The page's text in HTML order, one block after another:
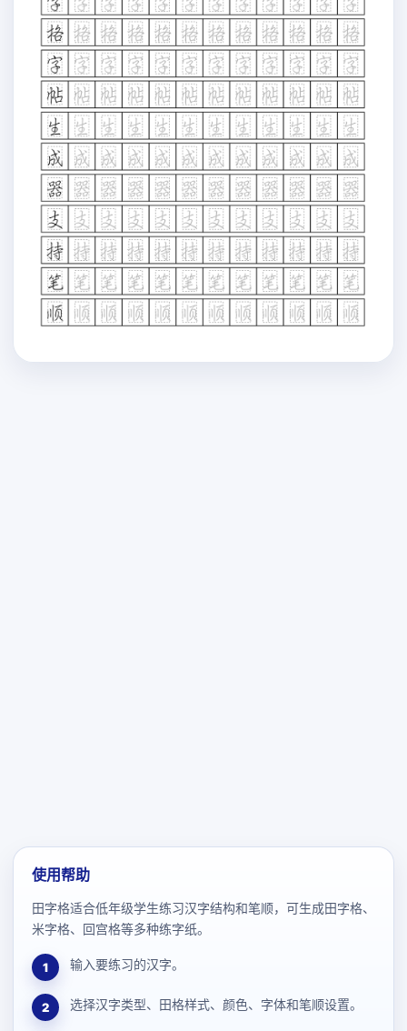
使用帮助
田字格适合低年级学生练习汉字结构和笔顺，可生成田字格、
米字格、回宫格等多种练字纸。
1 输入要练习的汉字。
2 选择汉字类型、田格样式、颜色、字体和笔顺设置。